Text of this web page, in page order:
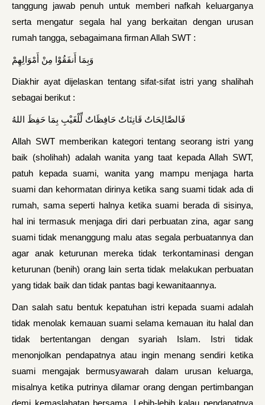
tanggung jawab penuh untuk memberi nafkah keluarganya
serta mengatur segala hal yang berkaitan dengan urusan
rumah tangga, sebagaimana firman Allah SWT :
وَبِمَا أَنفَقُوْا مِنْ أَمْوَالِهِمْ
Diakhir ayat dijelaskan tentang sifat-sifat istri yang shalihah
sebagai berikut :
فَالصَّالِحَاتُ قَانِتَاتٌ حَافِظَاتٌ لِّلْغَيْبِ بِمَا حَفِظَ اللهُ
Allah SWT memberikan kategori tentang seorang istri yang
baik (sholihah) adalah wanita yang taat kepada Allah SWT,
patuh kepada suami, wanita yang mampu menjaga harta
suami dan kehormatan dirinya ketika sang suami tidak ada di
rumah, sama seperti halnya ketika suami berada di sisinya,
hal ini termasuk menjaga diri dari perbuatan zina, agar sang
suami tidak menanggung malu atas segala perbuatannya dan
agar anak keturunan mereka tidak terkontaminasi dengan
keturunan (benih) orang lain serta tidak melakukan perbuatan
yang tidak baik dan tidak pantas bagi kewanitaannya.
Dan salah satu bentuk kepatuhan istri kepada suami adalah
tidak menolak kemauan suami selama kemauan itu halal dan
tidak bertentangan dengan syariah Islam. Istri tidak
menonjolkan pendapatnya atau ingin menang sendiri ketika
suami mengajak bermusyawarah dalam urusan keluarga,
misalnya ketika putrinya dilamar orang dengan pertimbangan
demi kemaslahatan bersama. Lebih-lebih kalau pendapatnya